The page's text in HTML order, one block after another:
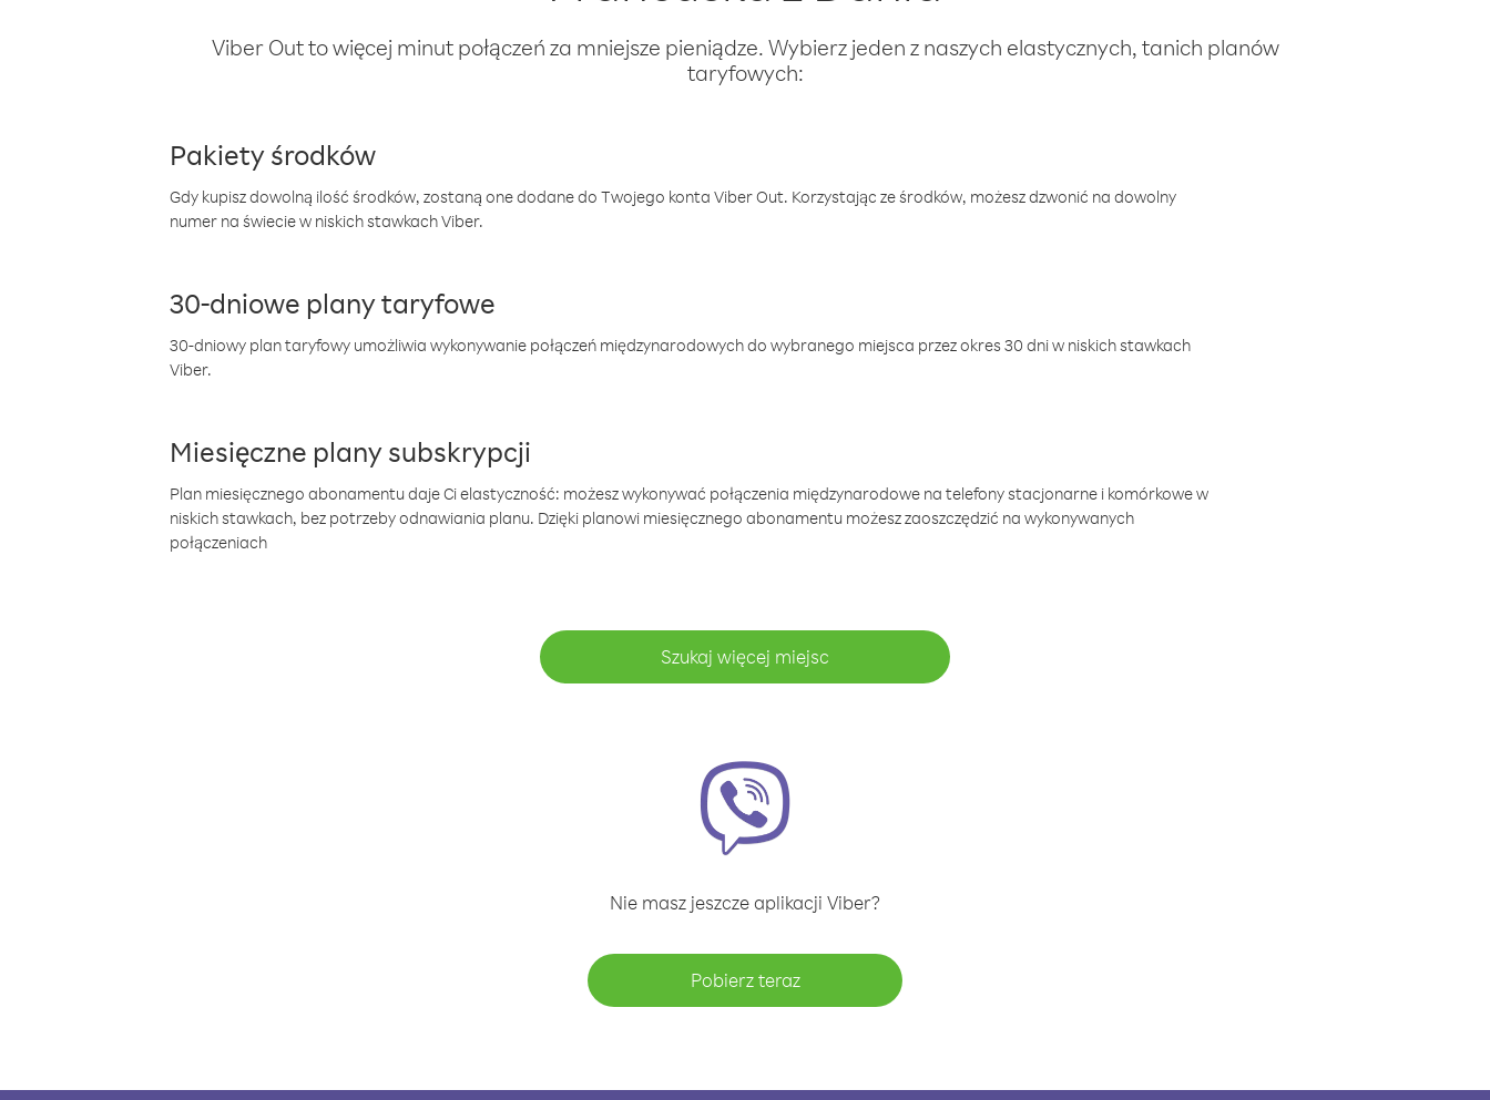
Viber Out to więcej minut połączeń za mniejsze pieniądze. Wybierz jeden z naszych elastycznych, tanich planów
taryfowych:
Pakiety środków
Gdy kupisz dowolną ilość środków, zostaną one dodane do Twojego konta Viber Out. Korzystając ze środków, możesz dzwonić na dowolny
numer na świecie w niskich stawkach Viber.
30-dniowe plany taryfowe
30-dniowy plan taryfowy umożliwia wykonywanie połączeń międzynarodowych do wybranego miejsca przez okres 30 dni w niskich stawkach
Viber.
Miesięczne plany subskrypcji
Plan miesięcznego abonamentu daje Ci elastyczność: możesz wykonywać połączenia międzynarodowe na telefony stacjonarne i komórkowe w
niskich stawkach, bez potrzeby odnawiania planu. Dzięki planowi miesięcznego abonamentu możesz zaoszczędzić na wykonywanych
połączeniach
Szukaj więcej miejsc
Nie masz jeszcze aplikacji Viber?
Pobierz teraz